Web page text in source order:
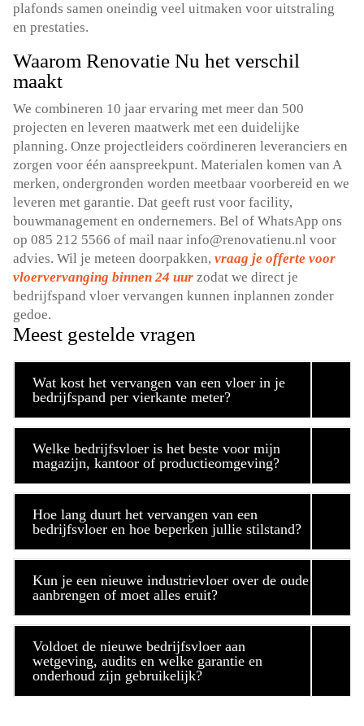
plafonds samen oneindig veel uitmaken voor uitstraling
en prestaties.​
Waarom Renovatie Nu het verschil
maakt
We combineren 10 jaar ervaring met meer dan 500
projecten en leveren maatwerk met een duidelijke
planning.​ Onze projectleiders coördineren leveranciers en
zorgen voor één aanspreekpunt.​ Materialen komen van A
merken, ondergronden worden meetbaar voorbereid en we
leveren met garantie.​ Dat geeft rust voor facility,
bouwmanagement en ondernemers.​ Bel of WhatsApp ons
op 085 212 5566 of mail naar info@renovatienu.​nl voor
advies.​ Wil je meteen doorpakken,vraag je offerte voor
vloervervanging binnen 24 uur zodat we direct je
bedrijfspand vloer vervangen kunnen inplannen zonder
gedoe.​
Meest gestelde vragen
Wat kost het vervangen van een vloer in je
bedrijfspand per vierkante meter?
Welke bedrijfsvloer is het beste voor mijn
magazijn, kantoor of productieomgeving?
Hoe lang duurt het vervangen van een
bedrijfsvloer en hoe beperken jullie stilstand?
Kun je een nieuwe industrievloer over de oude
aanbrengen of moet alles eruit?
Voldoet de nieuwe bedrijfsvloer aan
wetgeving, audits en welke garantie en
onderhoud zijn gebruikelijk?